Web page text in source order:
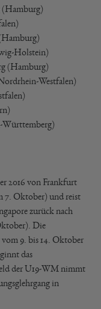
(Hamburg)
Holstein)
(Hamburg)
Westfalen)
Württemberg)
2016 von Frankfurt
7. Oktober) und reist
zurück nach
Die
9. bis 14. Oktober
das
der U19-WM nimmt
in